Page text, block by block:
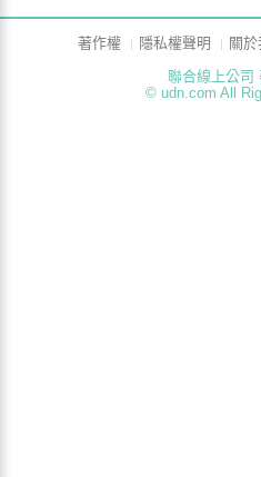
著作權 隱私權聲明 關於
聯合線上公司
© udn.com All